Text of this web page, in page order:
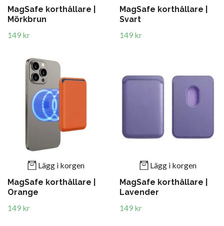
MagSafe korthållare |
Mörkbrun
149 kr
MagSafe korthållare |
Svart
149 kr
Lägg i korgen
MagSafe korthållare |
Orange
149 kr
Lägg i korgen
MagSafe korthållare |
Lavender
149 kr